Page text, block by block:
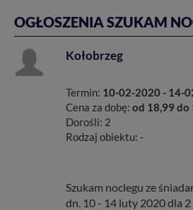
OGŁOSZENIA SZUKAM
Kołobrzeg
Termin: 10-02-2020 - 14-
Cena za dobę: od 18,99 do
Dorośli: 2
Rodzaj obiektu: -
Szukam noclegu ze
dn. 10 - 14 luty 2020 dla 2